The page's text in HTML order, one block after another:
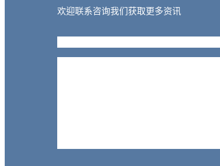
欢迎联系咨询我们获取更多资讯